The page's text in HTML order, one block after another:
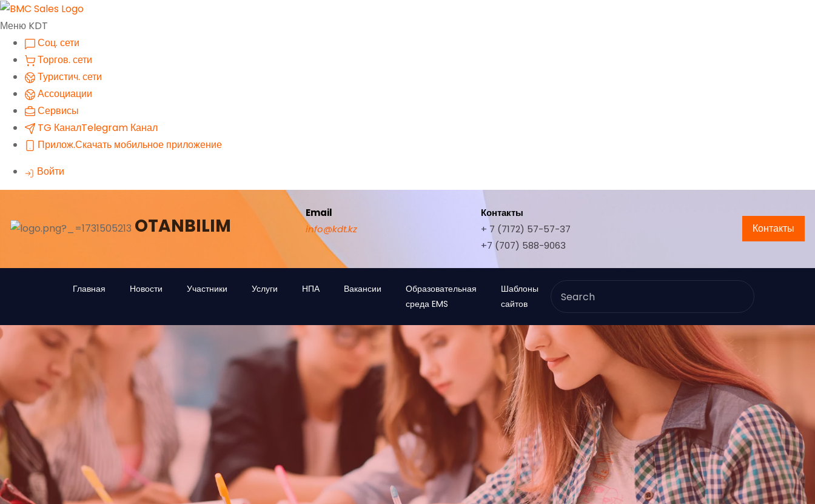
Меню KDT
Соц. сети
Торгов. сети
Туристич. сети
Ассоциации
Сервисы
TG КаналTelegram Канал
Прилож.Скачать мобильное приложение
Войти
OTANBILIM
Email
info@kdt.kz
Контакты
+ 7 (7172) 57-57-37
+7 (707) 588-9063
Контакты
Главная Новости Участники Услуги НПА Вакансии
Образовательная
среда EMS
Шаблоны
сайтов